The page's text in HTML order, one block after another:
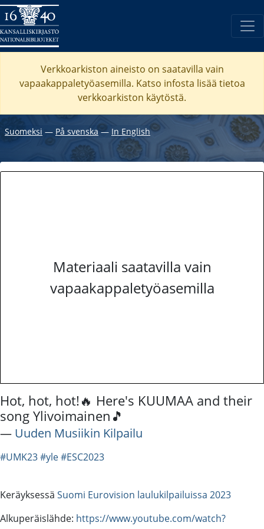
Verkkoarkiston aineisto on saatavilla vain
vapaakappaletyöasemilla. Katso infosta lisää tietoa
verkkoarkiston käytöstä.
Suomeksi ― På svenska― In English
Materiaali saatavilla vain
vapaakappaletyöasemilla
Hot, hot, hot!🔥 Here's KUUMAA and their
song Ylivoimainen🎵
― Uuden Musiikin Kilpailu
#UMK23#yle#ESC2023
Keräyksessä Suomi Eurovision laulukilpailuissa 2023
Alkuperäislähde: https://www.youtube.com/watch?